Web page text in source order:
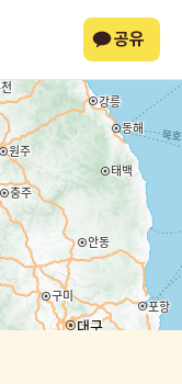
공유